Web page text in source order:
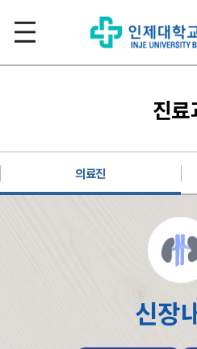
진료
의료진
신장